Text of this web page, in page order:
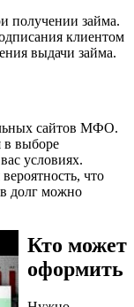
получении займа.
клиентом
выдачи займа.
сайтов МФО.
в выборе
условиях.
что
в долг можно
Кто может
оформить